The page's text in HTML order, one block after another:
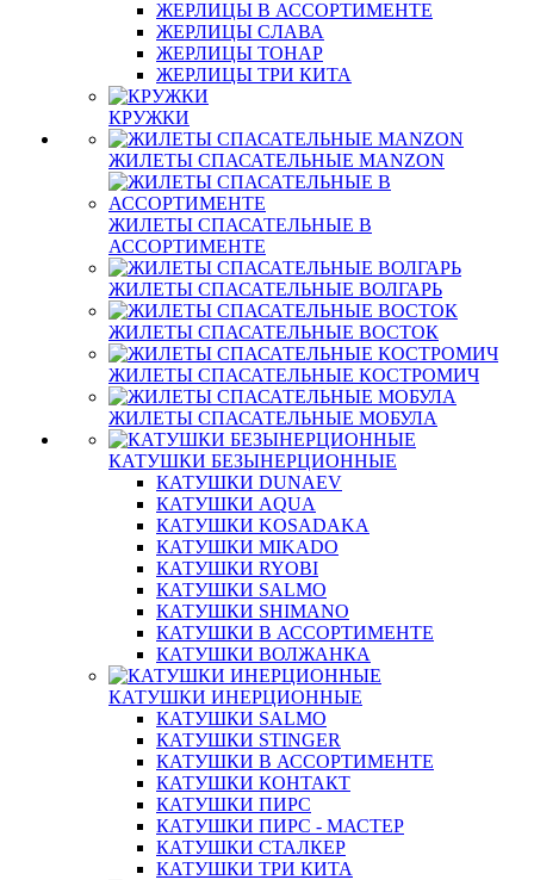
ЖЕРЛИЦЫ В АССОРТИМЕНТЕ
ЖЕРЛИЦЫ СЛАВА
ЖЕРЛИЦЫ ТОНАР
ЖЕРЛИЦЫ ТРИ КИТА
КРУЖКИ
ЖИЛЕТЫ СПАСАТЕЛЬНЫЕ MANZON
ЖИЛЕТЫ СПАСАТЕЛЬНЫЕ В
АССОРТИМЕНТЕ
ЖИЛЕТЫ СПАСАТЕЛЬНЫЕ ВОЛГАРЬ
ЖИЛЕТЫ СПАСАТЕЛЬНЫЕ ВОСТОК
ЖИЛЕТЫ СПАСАТЕЛЬНЫЕ КОСТРОМИЧ
ЖИЛЕТЫ СПАСАТЕЛЬНЫЕ МОБУЛА
КАТУШКИ БЕЗЫНЕРЦИОННЫЕ
КАТУШКИ DUNAEV
КАТУШКИ AQUA
КАТУШКИ KOSADAKA
КАТУШКИ MIKADO
КАТУШКИ RYOBI
КАТУШКИ SALMO
КАТУШКИ SHIMANO
КАТУШКИ В АССОРТИМЕНТЕ
КАТУШКИ ВОЛЖАНКА
КАТУШКИ ИНЕРЦИОННЫЕ
КАТУШКИ SALMO
КАТУШКИ STINGER
КАТУШКИ В АССОРТИМЕНТЕ
КАТУШКИ КОНТАКТ
КАТУШКИ ПИРС
КАТУШКИ ПИРС - МАСТЕР
КАТУШКИ СТАЛКЕР
КАТУШКИ ТРИ КИТА